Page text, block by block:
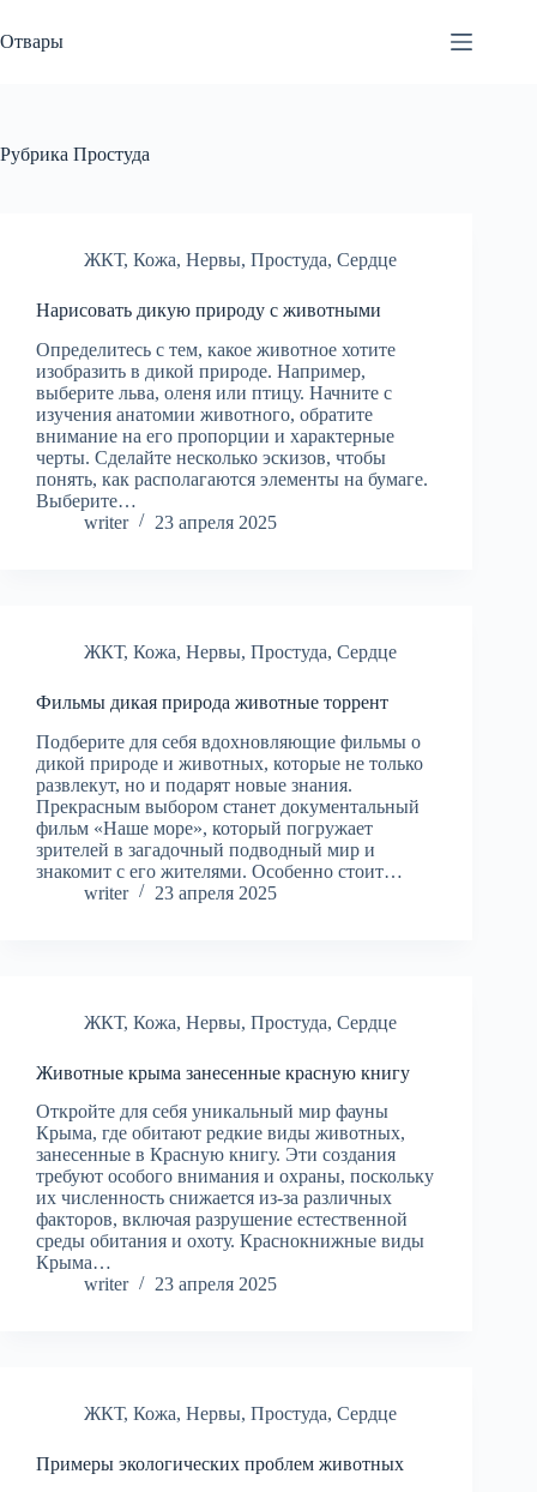
к
сути
Отвары
Рубрика Простуда
ЖКТ, Кожа, Нервы, Простуда, Сердце
Нарисовать дикую природу с животными
Определитесь с тем, какое животное хотите
изобразить в дикой природе. Например,
выберите льва, оленя или птицу. Начните с
изучения анатомии животного, обратите
внимание на его пропорции и характерные
черты. Сделайте несколько эскизов, чтобы
понять, как располагаются элементы на бумаге.
Выберите…
writer
23 апреля 2025
ЖКТ, Кожа, Нервы, Простуда, Сердце
Фильмы дикая природа животные торрент
Подберите для себя вдохновляющие фильмы о
дикой природе и животных, которые не только
развлекут, но и подарят новые знания.
Прекрасным выбором станет документальный
фильм «Наше море», который погружает
зрителей в загадочный подводный мир и
знакомит с его жителями. Особенно стоит…
writer
23 апреля 2025
ЖКТ, Кожа, Нервы, Простуда, Сердце
Животные крыма занесенные красную книгу
Откройте для себя уникальный мир фауны
Крыма, где обитают редкие виды животных,
занесенные в Красную книгу. Эти создания
требуют особого внимания и охраны, поскольку
их численность снижается из-за различных
факторов, включая разрушение естественной
среды обитания и охоту. Краснокнижные виды
Крыма…
writer
23 апреля 2025
ЖКТ, Кожа, Нервы, Простуда, Сердце
Примеры экологических проблем животных